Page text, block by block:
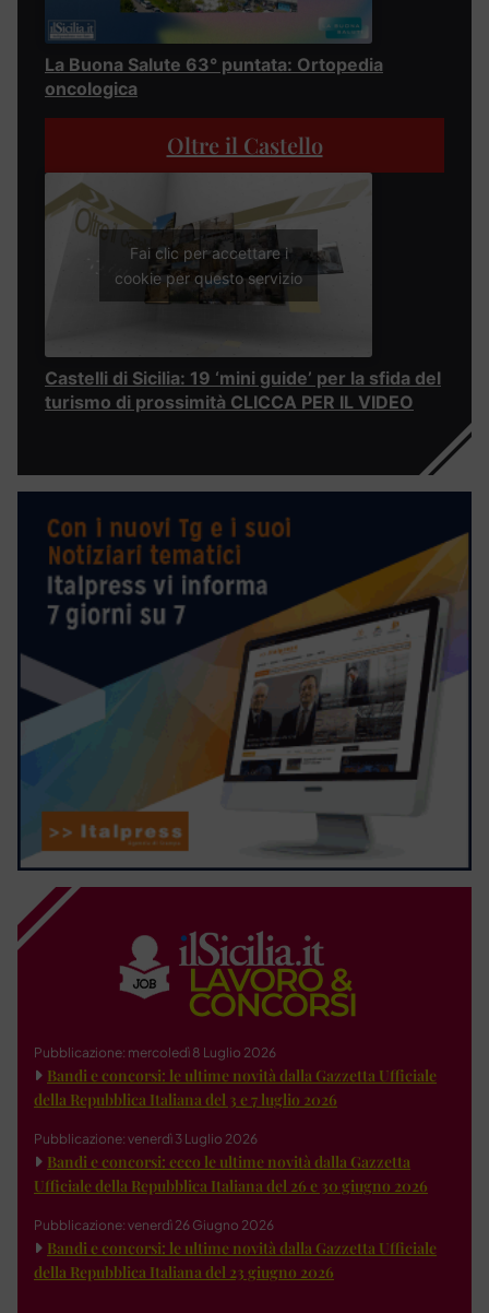
La Buona Salute 63° puntata: Ortopedia
oncologica
Oltre il Castello
Fai clic per accettare i
cookie per questo servizio
Castelli di Sicilia: 19 ‘mini guide’ per la sfida del
turismo di prossimità CLICCA PER IL VIDEO
Pubblicazione: mercoledì 8 Luglio 2026
Bandi e concorsi: le ultime novità dalla Gazzetta Ufficiale
della Repubblica Italiana del 3 e 7 luglio 2026
Pubblicazione: venerdì 3 Luglio 2026
Bandi e concorsi: ecco le ultime novità dalla Gazzetta
Ufficiale della Repubblica Italiana del 26 e 30 giugno 2026
Pubblicazione: venerdì 26 Giugno 2026
Bandi e concorsi: le ultime novità dalla Gazzetta Ufficiale
della Repubblica Italiana del 23 giugno 2026